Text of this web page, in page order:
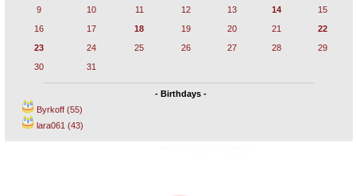
9
10 11 12 13 14
15
16
17 18 19 20 21
22
23
24 25 26 27 28
29
30
31
- Birthdays -
Byrkoff (55)
lara061 (43)